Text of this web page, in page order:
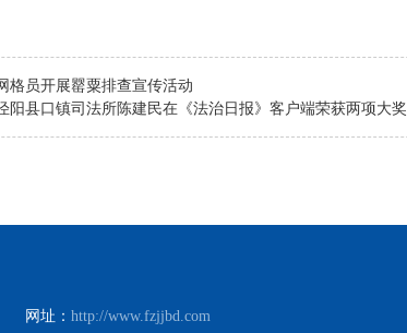
格员开展罂粟排查宣传活动
阳县口镇司法所陈建民在《法治日报》客户端荣获两项大奖
网址： http://www.fzjjbd.com